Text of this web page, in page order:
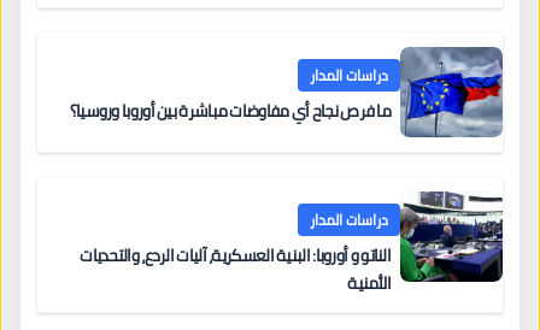
دراسات المدار
ما فرص نجاح أي مفاوضات مباشرة بين أوروبا وروسيا؟
دراسات المدار
الناتو و أوروبا: البنية العسكرية، آليات الردع، والتحديات
الأمنية